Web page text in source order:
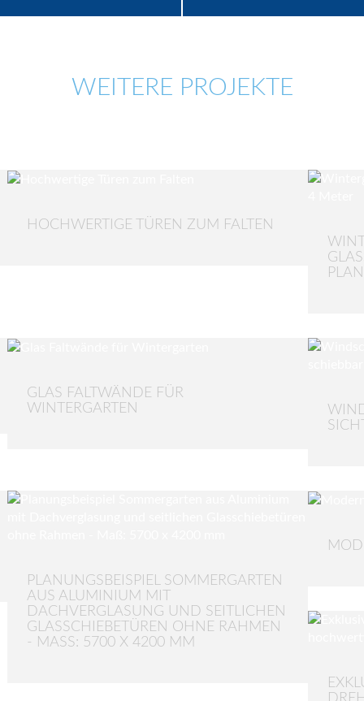
WEITERE PROJEKTE
HOCHWERTIGE TÜREN ZUM FALTEN
GLAS FALTWÄNDE FÜR
WINTERGARTEN
PLANUNGSBEISPIEL SOMMERGARTEN
AUS ALUMINIUM MIT
DACHVERGLASUNG UND SEITLICHEN
GLASSCHIEBETÜREN OHNE RAHMEN
- MASS: 5700 X 4200 MM